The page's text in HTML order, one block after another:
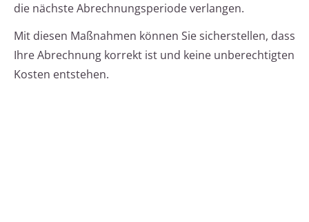
die nächste Abrechnungsperiode verlangen.
Mit diesen Maßnahmen können Sie sicherstellen, dass
Ihre Abrechnung korrekt ist und keine unberechtigten
Kosten entstehen.